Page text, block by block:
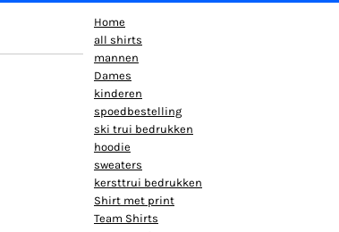
Home
all shirts
mannen
Dames
kinderen
spoedbestelling
ski trui bedrukken
hoodie
sweaters
kersttrui bedrukken
Shirt met print
Team Shirts